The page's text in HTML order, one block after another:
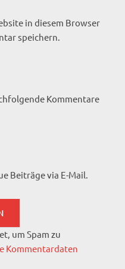
in diesem Browser
speichern.
Kommentare
Beiträge via E-Mail.
um Spam zu
Kommentardaten